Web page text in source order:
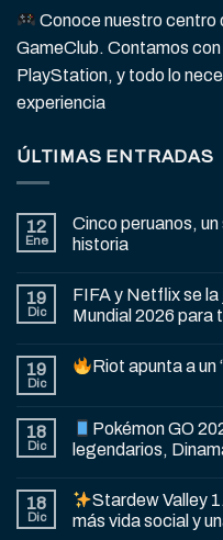
Conoce nuestro centro
GameClub. Contamos
PlayStation, y todo lo
experiencia
ÚLTIMAS ENTRADAS
12
Ene
Cinco peruanos,
historia
19
Dic
FIFA y Netflix se la
Mundial 2026
19
Dic
Riot apunta a un
18
Dic
Pokémon GO
legendarios,
18
Dic
Stardew Valley
más vida social y